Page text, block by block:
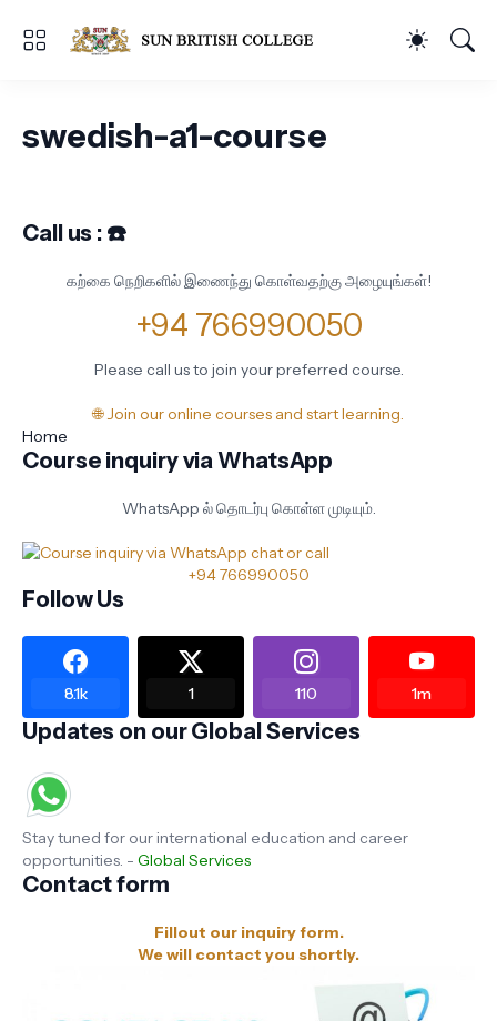
swedish-a1-course
Call us : ☎️
கற்கை நெறிகளில் இணைந்து கொள்வதற்கு அழையுங்கள்!
+94 766990050
Please call us to join your preferred course.
🌐 Join our online courses and start learning.
Home
Course inquiry via WhatsApp
WhatsApp ல் தொடர்பு கொள்ள முடியும்.
+94 766990050
Follow Us
8.1k 1 110 1m
Updates on our Global Services
Stay tuned for our international education and career
opportunities. - Global Services
Contact form
Fillout our inquiry form.
We will contact you shortly.